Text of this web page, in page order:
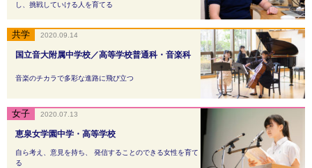
し、挑戦していける人を育てる
国立音大附属中学校／高等学校普通科・音楽科
音楽のチカラで多彩な進路に飛び立つ
2020.09.14
恵泉女学園中学・高等学校
自ら考え、意見を持ち、 発信することのできる女性を育て
る
2020.07.13